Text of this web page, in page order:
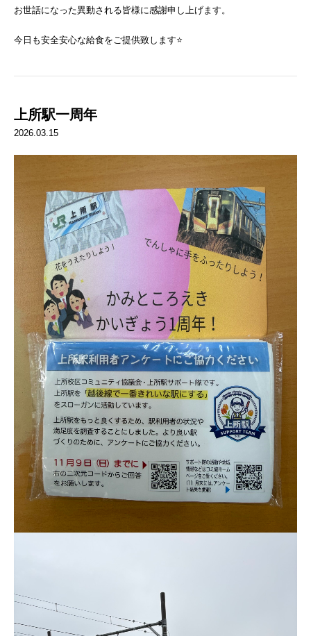
お世話になった異動される皆様に感謝申し上げます。
今日も安全安心な給食をご提供致します⭐️
上所駅一周年
2026.03.15